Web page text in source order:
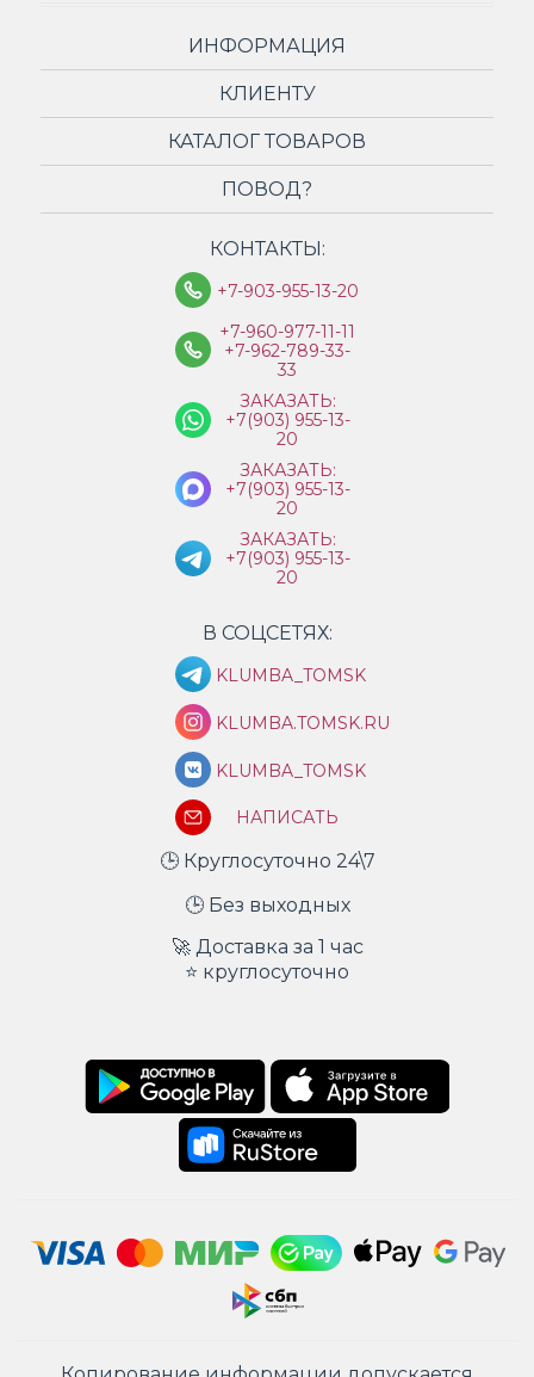
ИНФОРМАЦИЯ
КЛИЕНТУ
КАТАЛОГ ТОВАРОВ
ПОВОД?
КОНТАКТЫ:
+7-903-955-13-20
+7-960-977-11-11
+7-962-789-33-
33
ЗАКАЗАТЬ:
+7(903) 955-13-
20
ЗАКАЗАТЬ:
+7(903) 955-13-
20
ЗАКАЗАТЬ:
+7(903) 955-13-
20
В СОЦСЕТЯХ:
KLUMBA_TOMSK
KLUMBA.TOMSK.RU
KLUMBA_TOMSK
НАПИСАТЬ
🕒 Круглосуточно 24\7
🕒 Без выходных
🚀 Доставка за 1 час
⭐ круглосуточно